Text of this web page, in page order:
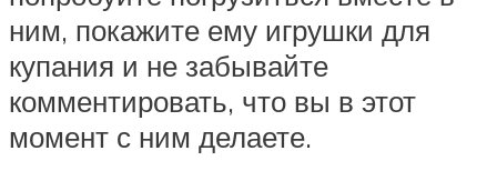
ним, покажите ему игрушки для
купания и не забывайте
комментировать, что вы в этот
момент с ним делаете.